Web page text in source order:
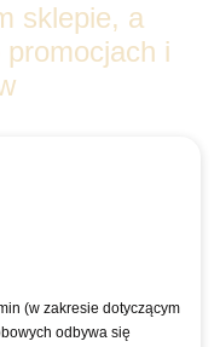
sklepie, a
i
(w zakresie dotyczącym
odbywa się